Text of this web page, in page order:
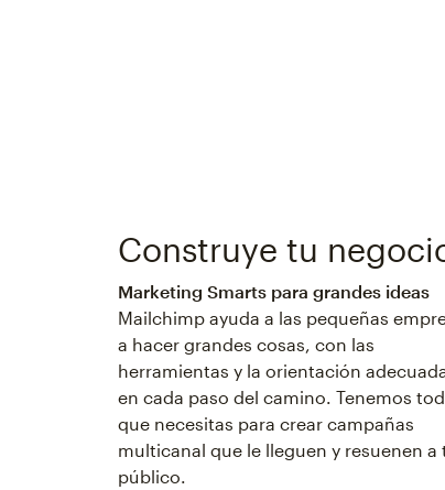
Construye tu
Marketing Smarts para grandes ideas
Mailchimp ayuda a las pequeñas
a hacer grandes cosas, con las
herramientas y la orientación
en cada paso del camino. Tenemos
que necesitas para crear campañas
multicanal que le lleguen y resuenen a
público.